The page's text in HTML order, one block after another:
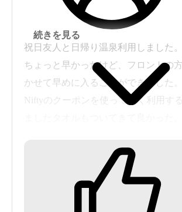
祝日友人と日帰り温泉利用しました。
ちょっと早かったけど、フロントの
かせて早めに入ることができました。
Niftyのクーポンを使って安く利用す
でいつまでもポカポカ、のんびり入
皆さんチェックアウト後だったので
続きを見る